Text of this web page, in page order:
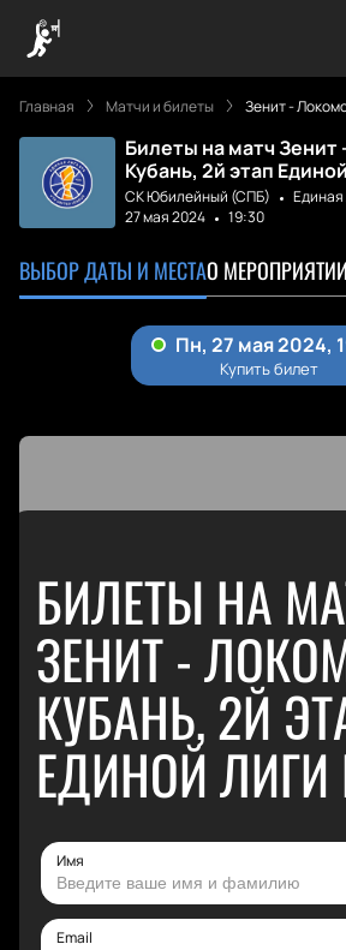
Главная Матчи и билеты Зенит -
Билеты на матч
Кубань, 2й этап
СК Юбилейный (СПБ)
27 мая 2024
19:30
ВЫБОР ДАТЫ И МЕСТАО МЕРОПРИЯТИИ
БИЛЕТЫ НА
ЗЕНИТ -
КУБАНЬ, 2Й
ЕДИНОЙ ЛИГИ
Имя
Email